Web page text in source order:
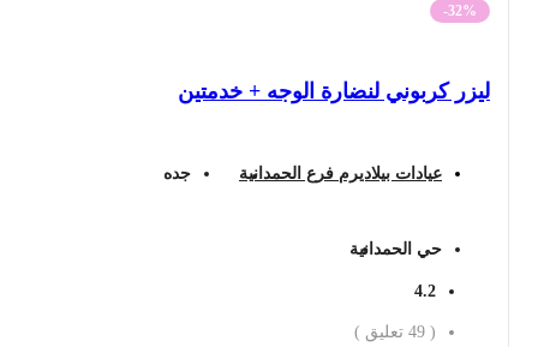
-32%
ليزر كربوني لنضارة الوجه + خدمتين
عيادات بيلاديرم فرع الحمدانية جده
حي الحمدانية
4.2
49 تعليق )